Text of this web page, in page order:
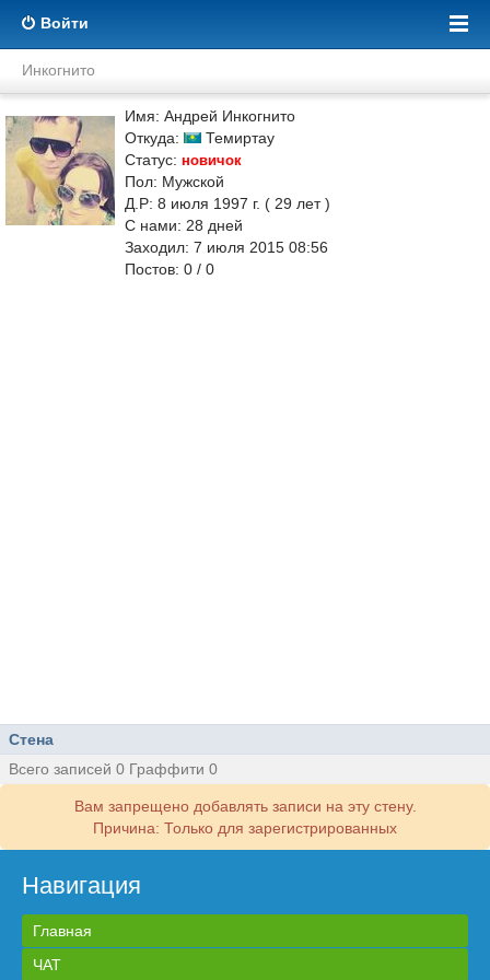
Войти
Инкогнито
Имя: Андрей Инкогнито
Откуда:
Темиртау
Статус: новичок
Пол: Мужской
Д.Р: 8 июля 1997 г. ( 29 лет )
С нами: 28 дней
Заходил: 7 июля 2015 08:56
Постов: 0 / 0
Стена
Всего записей 0 Граффити 0
Вам запрещено добавлять записи на эту стену.
Причина: Только для зарегистрированных
Навигация
Главная
ЧАТ